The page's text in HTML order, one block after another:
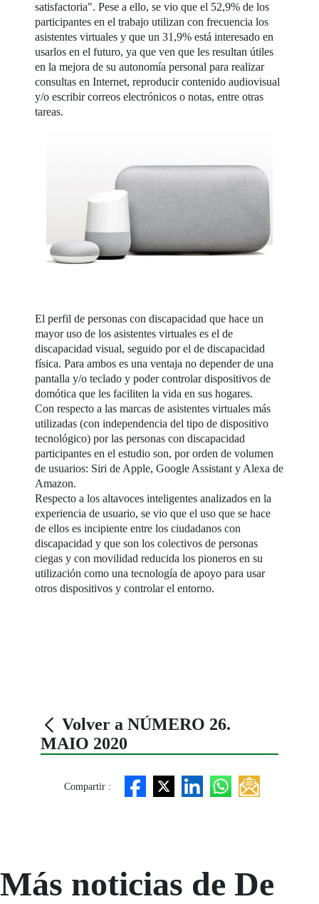
satisfactoria". Pese a ello, se vio que el 52,9% de los
participantes en el trabajo utilizan con frecuencia los
asistentes virtuales y que un 31,9% está interesado en
usarlos en el futuro, ya que ven que les resultan útiles
en la mejora de su autonomía personal para realizar
consultas en Internet, reproducir contenido audiovisual
y/o escribir correos electrónicos o notas, entre otras
tareas.
El perfil de personas con discapacidad que hace un
mayor uso de los asistentes virtuales es el de
discapacidad visual, seguido por el de discapacidad
física. Para ambos es una ventaja no depender de una
pantalla y/o teclado y poder controlar dispositivos de
domótica que les faciliten la vida en sus hogares.
Con respecto a las marcas de asistentes virtuales más
utilizadas (con independencia del tipo de dispositivo
tecnológico) por las personas con discapacidad
participantes en el estudio son, por orden de volumen
de usuarios: Siri de Apple, Google Assistant y Alexa de
Amazon.
Respecto a los altavoces inteligentes analizados en la
experiencia de usuario, se vio que el uso que se hace
de ellos es incipiente entre los ciudadanos con
discapacidad y que son los colectivos de personas
ciegas y con movilidad reducida los pioneros en su
utilización como una tecnología de apoyo para usar
otros dispositivos y controlar el entorno.
Volver a NÚMERO 26.
MAIO 2020
Compartir :
Más noticias de De